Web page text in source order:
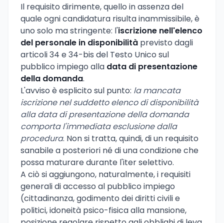
Il requisito dirimente, quello in assenza del
quale ogni candidatura risulta inammissibile, è
uno solo ma stringente: l'iscrizione nell'elenco
del personale in disponibilità previsto dagli
articoli 34 e 34-bis del Testo Unico sul
pubblico impiego alla data di presentazione
della domanda.
L'avviso è esplicito sul punto: la mancata
iscrizione nel suddetto elenco di disponibilità
alla data di presentazione della domanda
comporta l'immediata esclusione dalla
procedura. Non si tratta, quindi, di un requisito
sanabile a posteriori né di una condizione che
possa maturare durante l'iter selettivo.
A ciò si aggiungono, naturalmente, i requisiti
generali di accesso al pubblico impiego
(cittadinanza, godimento dei diritti civili e
politici, idoneità psico-fisica alla mansione,